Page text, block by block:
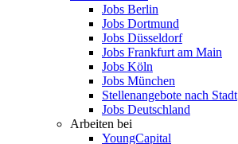
Jobs Berlin
Jobs Dortmund
Jobs Düsseldorf
Jobs Frankfurt am Main
Jobs Köln
Jobs München
Stellenangebote nach Stadt
Jobs Deutschland
Arbeiten bei
YoungCapital